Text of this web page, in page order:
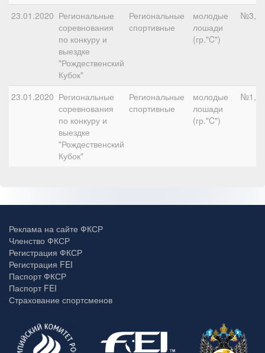
23.01.2020 Региональные
соревнования
по конкуру и
выездке
"Рождественский
Кубок"
Региональные
спортивные
молодые
лошади
(гр."C")
№3,
23.01.2020 Региональные
соревнования
по конкуру и
выездке
"Рождественский
Кубок"
Региональные
спортивные
молодые
лошади
(гр."C")
№1,
Реклама на сайте ФКСР
Членство ФКСР
Регистрация ФКСР
Регистрация FEI
Паспорт ФКСР
Паспорт FEI
Страхование спортсменов